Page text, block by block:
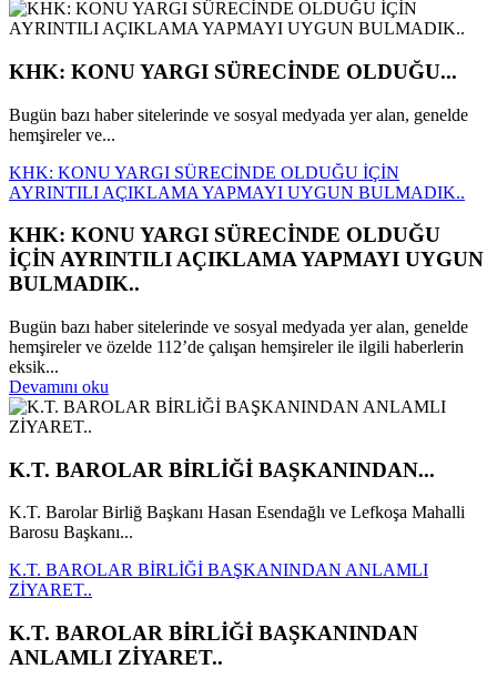
KHK: KONU YARGI SÜRECİNDE OLDUĞU...
Bugün bazı haber sitelerinde ve sosyal medyada yer alan, genelde
hemşireler ve...
KHK: KONU YARGI SÜRECİNDE OLDUĞU İÇİN
AYRINTILI AÇIKLAMA YAPMAYI UYGUN BULMADIK..
KHK: KONU YARGI SÜRECİNDE OLDUĞU
İÇİN AYRINTILI AÇIKLAMA YAPMAYI UYGUN
BULMADIK..
Bugün bazı haber sitelerinde ve sosyal medyada yer alan, genelde
hemşireler ve özelde 112’de çalışan hemşireler ile ilgili haberlerin
eksik...
Devamını oku
K.T. BAROLAR BİRLİĞİ BAŞKANINDAN...
K.T. Barolar Birliğ Başkanı Hasan Esendağlı ve Lefkoşa Mahalli
Barosu Başkanı...
K.T. BAROLAR BİRLİĞİ BAŞKANINDAN ANLAMLI
ZİYARET..
K.T. BAROLAR BİRLİĞİ BAŞKANINDAN
ANLAMLI ZİYARET..